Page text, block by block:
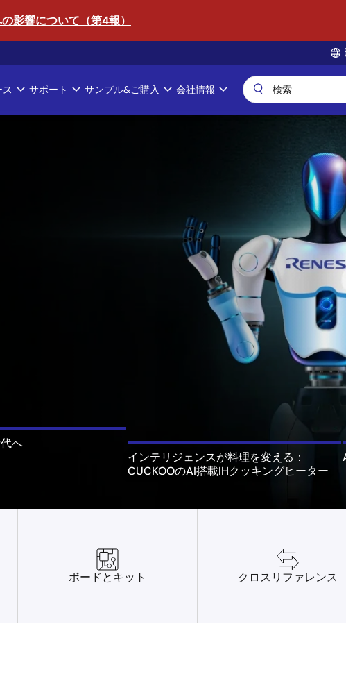
影響について（第4報）
サポート サンプル&ご購入 会社情報
へ
インテリジェンスが料理を変える：
CUCKOOのAI搭載IHクッキングヒーター
ボードとキット クロスリファレンス